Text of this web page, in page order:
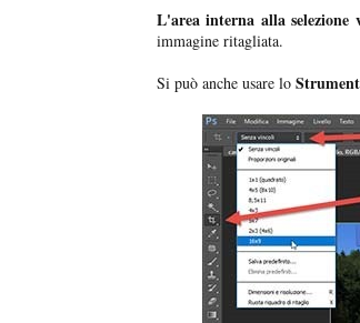
L'area interna alla selezione
immagine ritagliata.
Si può anche usare lo